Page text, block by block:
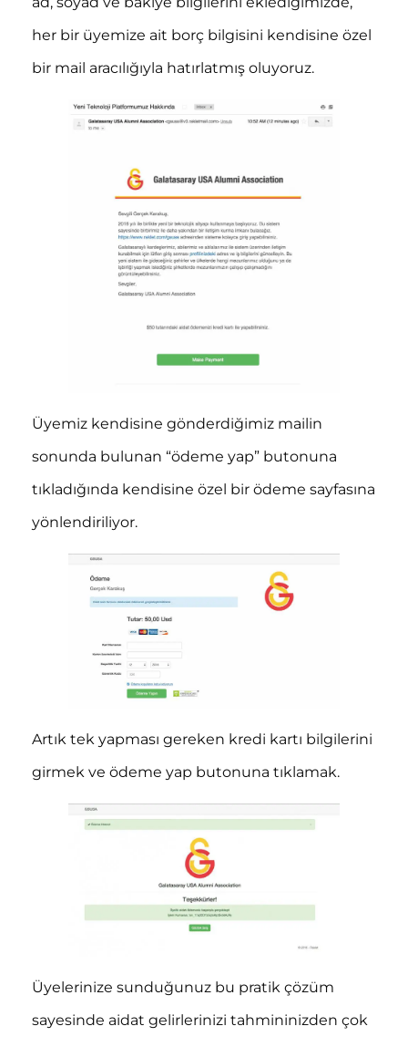
her bir üyemize ait borç bilgisini kendisine özel
bir mail aracılığıyla hatırlatmış oluyoruz.
Üyemiz kendisine gönderdiğimiz mailin
sonunda bulunan “ödeme yap” butonuna
tıkladığında kendisine özel bir ödeme sayfasına
yönlendiriliyor.
Artık tek yapması gereken kredi kartı bilgilerini
girmek ve ödeme yap butonuna tıklamak.
Üyelerinize sunduğunuz bu pratik çözüm
sayesinde aidat gelirlerinizi tahmininizden çok